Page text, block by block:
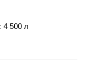
4 500 л